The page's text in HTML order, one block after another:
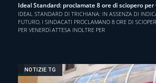
Ideal Standard: proclamate 8 ore di sciopero
IDEAL STANDARD DI TRICHIANA: IN ASSENZA DI
FUTURO, I SINDACATI PROCLAMANO 8 ORE DI
PER VENERDì ATTESA INOLTRE PER
NOTIZIE TG